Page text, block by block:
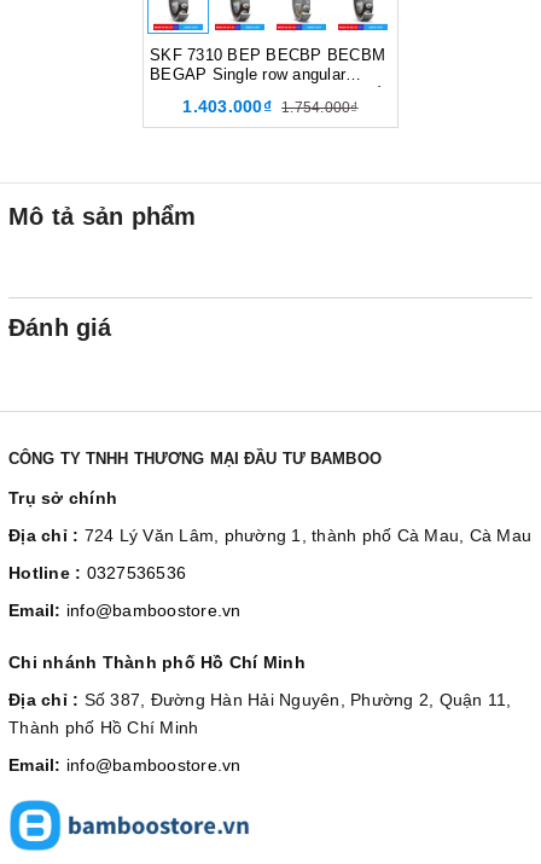
SKF 7310 BEP BECBP BECBM
BEGAP Single row angular
contact ball bearing, Vòng bi tiếp
xúc góc, d50xD110xB27 mm,
Xuất sứ EU/G7
1.403.000₫ 1.754.000₫
Mô tả sản phẩm
Đánh giá
CÔNG TY TNHH THƯƠNG MẠI ĐẦU TƯ BAMBOO
Trụ sở chính
Địa chỉ : 724 Lý Văn Lâm, phường 1, thành phố Cà Mau, Cà Mau
Hotline : 0327536536
Email: info@bamboostore.vn
Chi nhánh Thành phố Hồ Chí Minh
Địa chỉ : Số 387, Đường Hàn Hải Nguyên, Phường 2, Quận 11,
Thành phố Hồ Chí Minh
Email: info@bamboostore.vn